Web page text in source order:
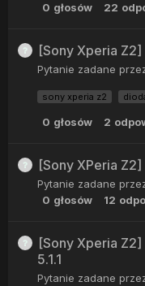
0 głosów 22
[Sony Xperia
Pytanie zadane
sony xperia z2
0 głosów 2
[Sony XPeria
Pytanie zadane
0 głosów 12
[Sony Xperia
5.1.1
Pytanie zadane